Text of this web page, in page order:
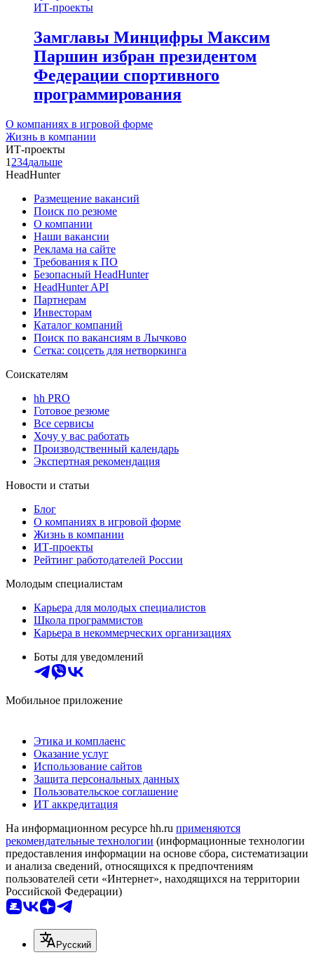
ИТ-проекты
Замглавы Минцифры Максим
Паршин избран президентом
Федерации спортивного
программирования
О компаниях в игровой форме
Жизнь в компании
ИТ-проекты
1 234дальше
HeadHunter
Размещение вакансий
Поиск по резюме
О компании
Наши вакансии
Реклама на сайте
Требования к ПО
Безопасный HeadHunter
HeadHunter API
Партнерам
Инвесторам
Каталог компаний
Поиск по вакансиям в Лычково
Сетка: соцсеть для нетворкинга
Соискателям
hh PRO
Готовое резюме
Все сервисы
Хочу у вас работать
Производственный календарь
Экспертная рекомендация
Новости и статьи
Блог
О компаниях в игровой форме
Жизнь в компании
ИТ-проекты
Рейтинг работодателей России
Молодым специалистам
Карьера для молодых специалистов
Школа программистов
Карьера в некоммерческих организациях
Боты для уведомлений
Мобильное приложение
Этика и комплаенс
Оказание услуг
Использование сайтов
Защита персональных данных
Пользовательское соглашение
ИТ аккредитация
На информационном ресурсе hh.ru применяются
рекомендательные технологии (информационные технологии
предоставления информации на основе сбора, систематизации
и анализа сведений, относящихся к предпочтениям
пользователей сети «Интернет», находящихся на территории
Российской Федерации)
Русский